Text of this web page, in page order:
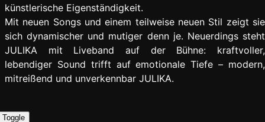
künstlerische Eigenständigkeit.
Mit neuen Songs und einem teilweise neuen Stil zeigt sie
sich dynamischer und mutiger denn je. Neuerdings steht
JULIKA mit Liveband auf der Bühne: kraftvoller,
lebendiger Sound trifft auf emotionale Tiefe – modern,
mitreißend und unverkennbar JULIKA.